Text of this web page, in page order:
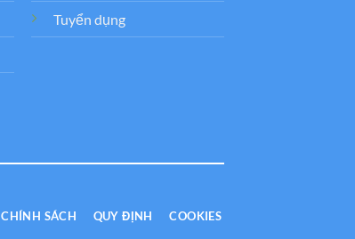
Tuyển dụng
CHÍNH SÁCH QUY ĐỊNH COOKIES